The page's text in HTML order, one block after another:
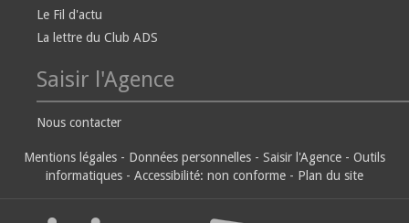
Le Fil d'actu
La lettre du Club ADS
Saisir l'Agence
Nous contacter
Mentions légales - Données personnelles - Saisir l'Agence - Outils
informatiques - Accessibilité: non conforme - Plan du site